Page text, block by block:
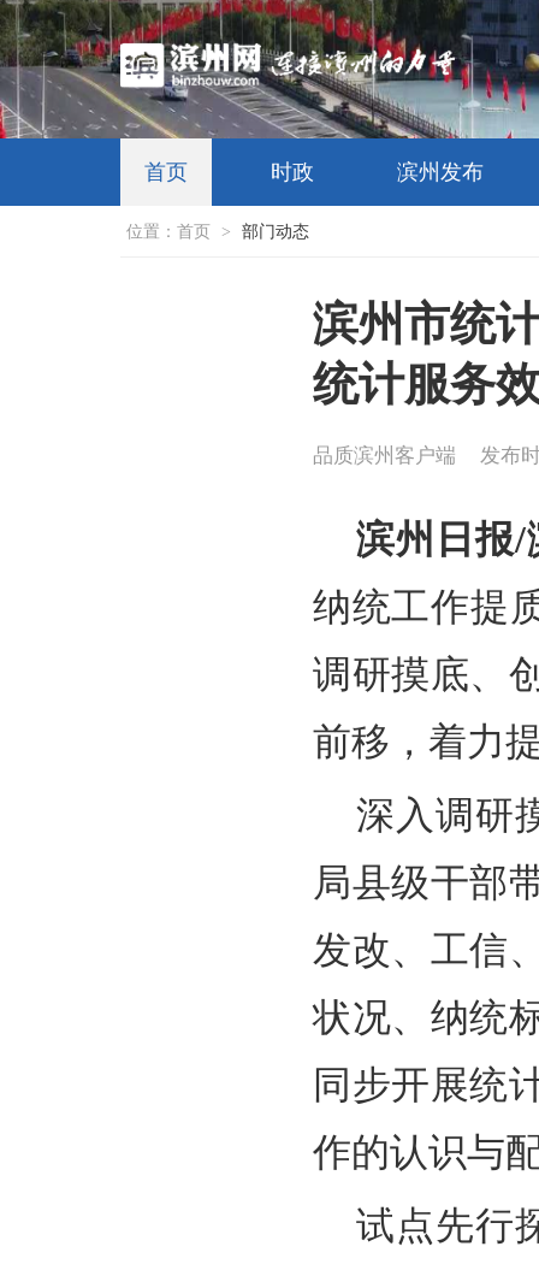
首页 时政 滨州发布
位置： 首页 > 部门动态
滨州市统
统计服务
品质滨州客户端 发布
滨州日报/
纳统工作提
调研摸底、
前移，着力
深入调研
局县级干部
发改、工信
状况、纳统
同步开展统
作的认识与
试点先行